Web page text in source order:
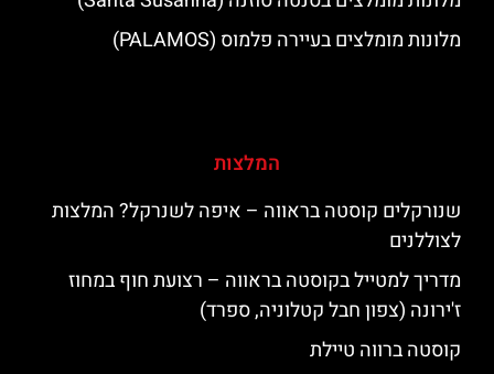
מלונות מומלצים בעיירה פלמוס (PALAMOS)
המלצות
שנורקלים קוסטה בראווה – איפה לשנרקל? המלצות
לצוללנים
מדריך למטייל בקוסטה בראווה – רצועת חוף במחוז
ז'ירונה (צפון חבל קטלוניה, ספרד)
קוסטה ברווה טיילת